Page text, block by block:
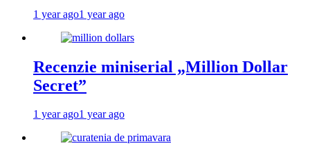
1 year ago1 year ago
Recenzie miniserial „Million Dollar
Secret”
1 year ago1 year ago